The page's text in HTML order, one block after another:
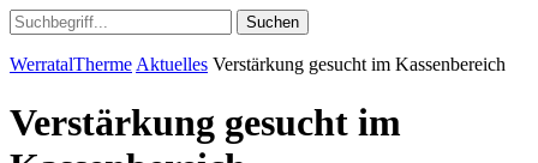
Suchen
WerratalTherme Aktuelles Verstärkung gesucht im Kassenbereich
Verstärkung gesucht im